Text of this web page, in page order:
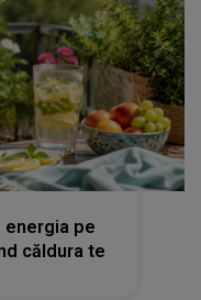
energia pe
căldura te